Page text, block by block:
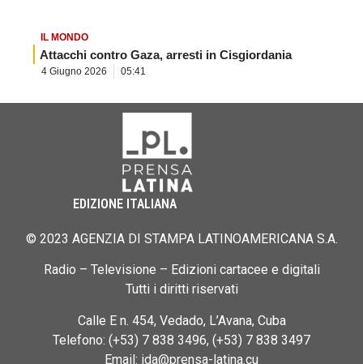
IL MONDO
Attacchi contro Gaza, arresti in Cisgiordania
4 Giugno 2026 05:41
EDIZIONE ITALIANA
© 2023 AGENZIA DI STAMPA LATINOAMERICANA S.A.
Radio – Televisione – Edizioni cartacee e digitali
Tutti i diritti riservati
Calle E n. 454, Vedado, L’Avana, Cuba
Telefono: (+53) 7 838 3496, (+53) 7 838 3497
Email: ida@prensa-latina.cu